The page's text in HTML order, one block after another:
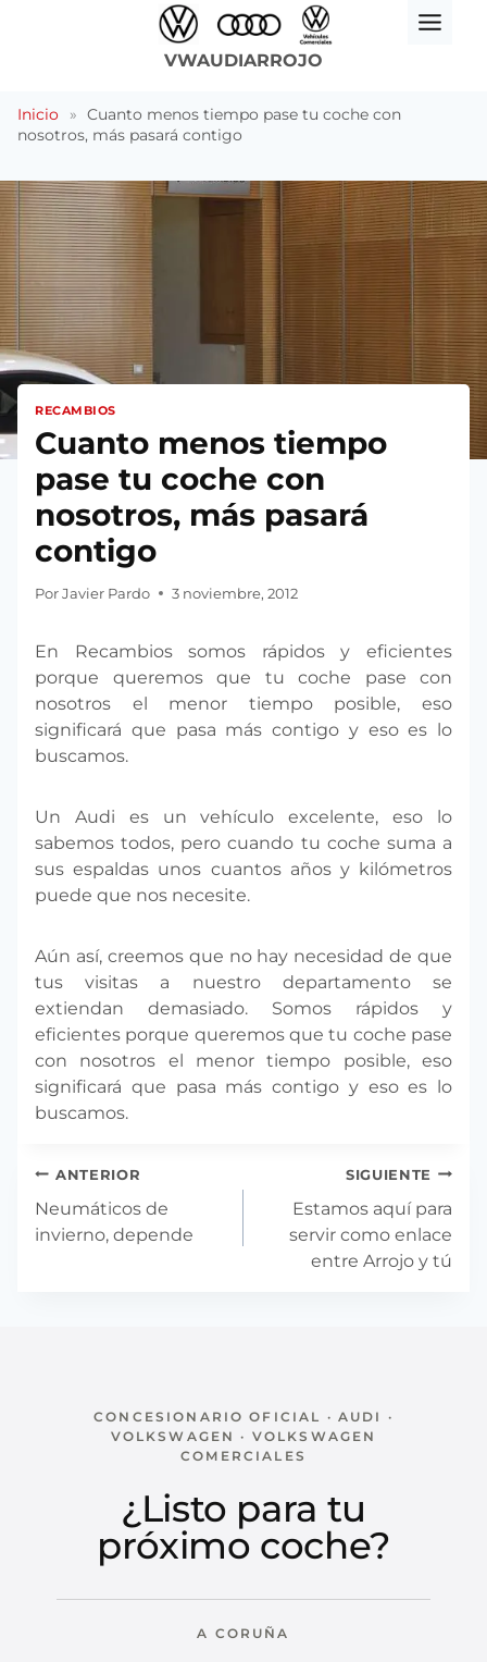
VWAUDIARROJO
Inicio » Cuanto menos tiempo pase tu coche con
nosotros, más pasará contigo
RECAMBIOS
Cuanto menos tiempo
pase tu coche con
nosotros, más pasará
contigo
Por Javier Pardo 3 noviembre, 2012
En Recambios somos rápidos y eficientes
porque queremos que tu coche pase con
nosotros el menor tiempo posible, eso
significará que pasa más contigo y eso es lo
buscamos.
Un Audi es un vehículo excelente, eso lo
sabemos todos, pero cuando tu coche suma a
sus espaldas unos cuantos años y kilómetros
puede que nos necesite.
Aún así, creemos que no hay necesidad de que
tus visitas a nuestro departamento se
extiendan demasiado. Somos rápidos y
eficientes porque queremos que tu coche pase
con nosotros el menor tiempo posible, eso
significará que pasa más contigo y eso es lo
buscamos.
Navegación
de
entradas
ANTERIOR
Neumáticos de
invierno, depende
SIGUIENTE
Estamos aquí para
servir como enlace
entre Arrojo y tú
CONCESIONARIO OFICIAL · AUDI ·
VOLKSWAGEN · VOLKSWAGEN
COMERCIALES
¿Listo para tu
próximo coche?
A CORUÑA